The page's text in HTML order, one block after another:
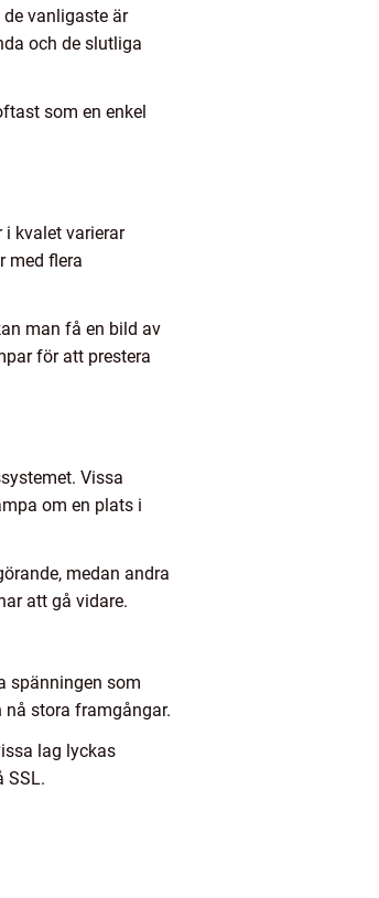
vanligaste är
och de slutliga
som en enkel
kvalet varierar
med flera
man få en bild av
för att prestera
Vissa
om en plats i
medan andra
att gå vidare.
spänningen som
nå stora framgångar.
lag lyckas
SSL.